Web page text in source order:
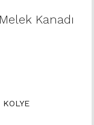
Kanadı
KOLYE